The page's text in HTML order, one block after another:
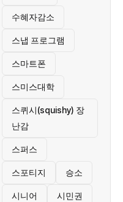
수혜자감소
스냅 프로그램
스마트폰
스미스대학
스퀴시(squishy) 장
난감
스퍼스
스포티지 승소
시니어 시민권